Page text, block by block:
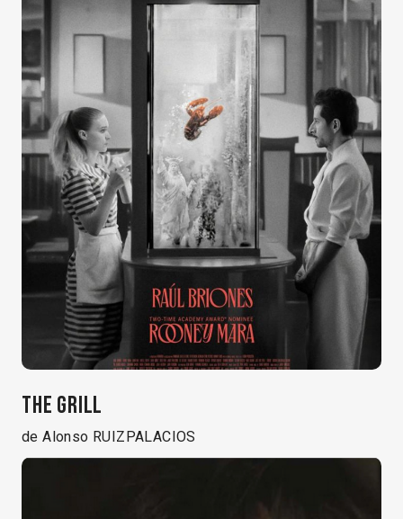
THE GRILL
de Alonso RUIZPALACIOS